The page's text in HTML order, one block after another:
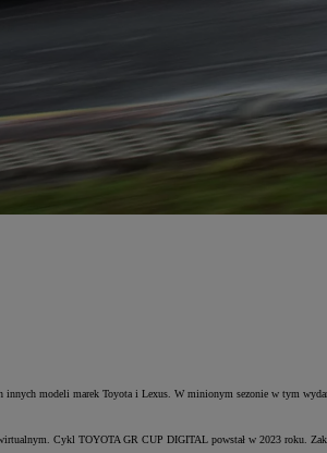
modeli marek Toyota i Lexus. W minionym sezonie w tym
Cykl TOYOTA GR CUP DIGITAL powstał w 2023 roku.